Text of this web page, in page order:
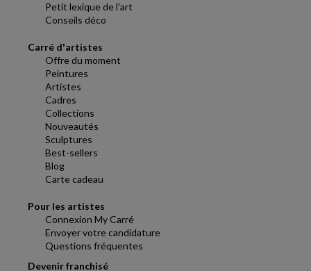
Petit lexique de l'art
Conseils déco
Carré d'artistes
Offre du moment
Peintures
Artistes
Cadres
Collections
Nouveautés
Sculptures
Best-sellers
Blog
Carte cadeau
Pour les artistes
Connexion My Carré
Envoyer votre candidature
Questions fréquentes
Devenir franchisé